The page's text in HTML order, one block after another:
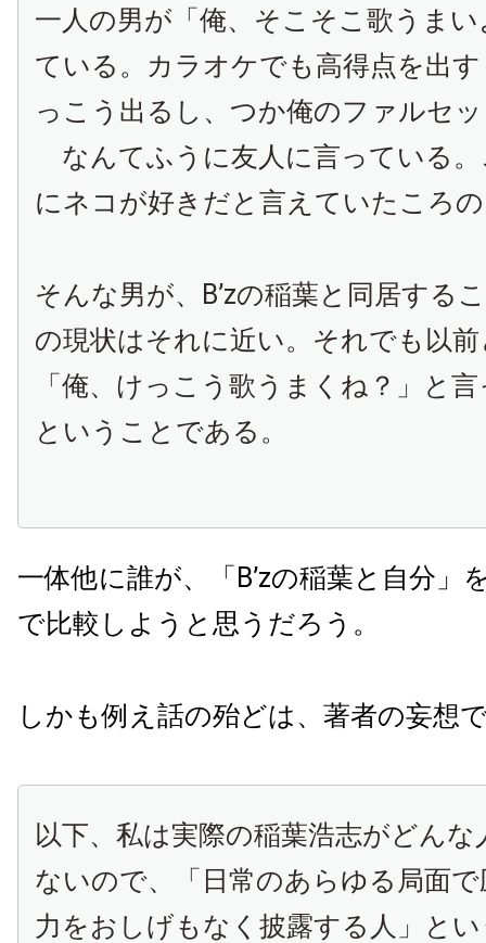
一人の男が「俺、そこそこ歌うま
ている。カラオケでも高得点を出
っこう出るし、つか俺のファルセ
なんてふうに友人に言っている。
にネコが好きだと言えていたころ
そんな男が、B’zの稲葉と同居する
の現状はそれに近い。それでも以
「俺、けっこう歌うまくね？」と
ということである。
一体他に誰が、「B’zの稲葉と自分」
で比較しようと思うだろう。
しかも例え話の殆どは、著者の妄想
以下、私は実際の稲葉浩志がどん
ないので、「日常のあらゆる局面
力をおしげもなく披露する人」と